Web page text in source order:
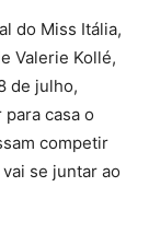
do Miss Itália,
Valerie Kollé,
de julho,
casa o
competir
se juntar ao